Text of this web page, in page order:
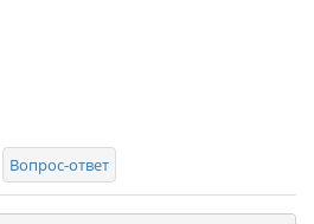
Вопрос-ответ